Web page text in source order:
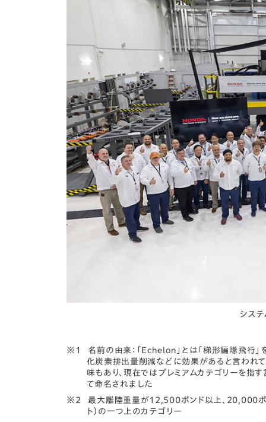
シス
名前の由来：「Echelon」とは「梯形編隊飛行
化炭素排出量削減などに効果があると言われ
味もあり、現在ではプレミアムカテゴリーを指
て命名されました
最大離陸重量が12,500ポンド以上、20,000ポ
ト）の一つ上のカテゴリー